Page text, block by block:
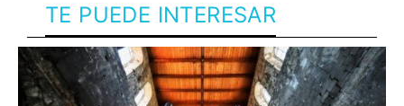
TE PUEDE INTERESAR